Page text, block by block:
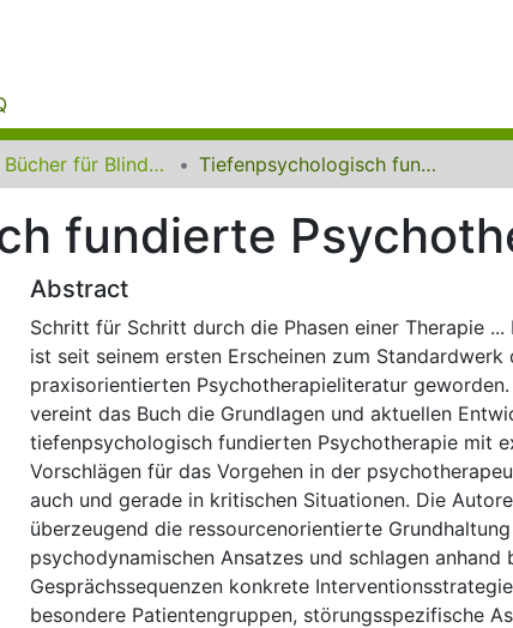
Digitale Bücher für Blinde und Sehbehinderte Tiefenpsychologisch fundierte Psychotherapie
fundierte
Abstract
Schritt für Schritt durch die Phasen einer Therapie ...
ist seit seinem ersten Erscheinen zum Standardwerk
praxisorientierten Psychotherapieliteratur geworden.
vereint das Buch die Grundlagen und aktuellen
tiefenpsychologisch fundierten Psychotherapie mit
Vorschlägen für das Vorgehen in der
auch und gerade in kritischen Situationen. Die
überzeugend die ressourcenorientierte
psychodynamischen Ansatzes und schlagen anhand
Gesprächssequenzen konkrete
besondere Patientengruppen, störungsspezifische